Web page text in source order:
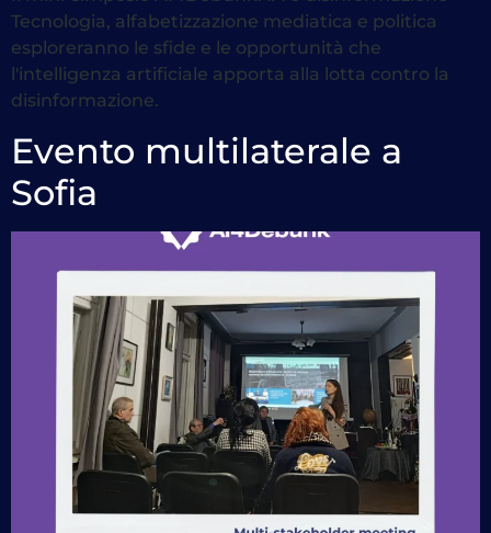
Tecnologia, alfabetizzazione mediatica e politica
esploreranno le sfide e le opportunità che
l'intelligenza artificiale apporta alla lotta contro la
disinformazione.
Evento multilaterale a
Sofia